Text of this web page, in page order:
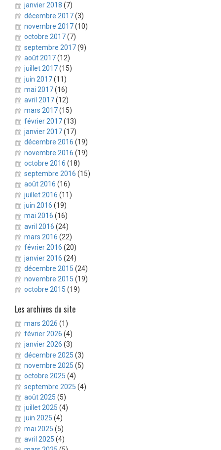
janvier 2018 (7)
décembre 2017(3)
novembre 2017(10)
octobre 2017(7)
septembre 2017(9)
août 2017(12)
juillet 2017(15)
juin 2017(11)
mai 2017(16)
avril 2017(12)
mars 2017(15)
février 2017(13)
janvier 2017(17)
décembre 2016 (19)
novembre 2016 (19)
octobre 2016 (18)
septembre 2016 (15)
août 2016 (16)
juillet 2016 (11)
juin 2016 (19)
mai 2016 (16)
avril 2016 (24)
mars 2016 (22)
février 2016 (20)
janvier 2016 (24)
décembre 2015 (24)
novembre 2015 (19)
octobre 2015 (19)
Les archives du site
mars 2026 (1)
février 2026 (4)
janvier 2026 (3)
décembre 2025 (3)
novembre 2025 (5)
octobre 2025 (4)
septembre 2025 (4)
août 2025 (5)
juillet 2025 (4)
juin 2025 (4)
mai 2025 (5)
avril 2025 (4)